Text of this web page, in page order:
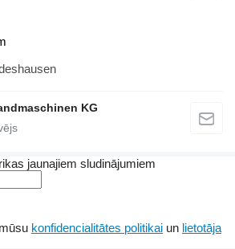
KG
jaunajiem sludinājumiem
konfidencialitātes politikai un lietotāja